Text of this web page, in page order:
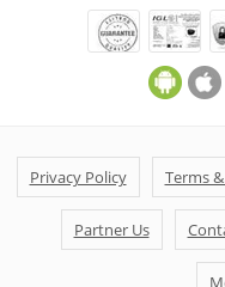
Privacy Policy Terms
Partner Us